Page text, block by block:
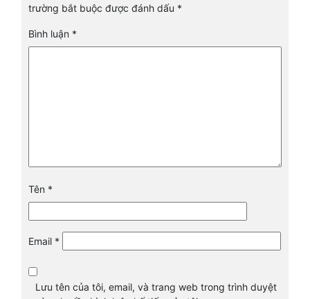
trường bắt buộc được đánh dấu *
Bình luận *
Tên *
Email *
Lưu tên của tôi, email, và trang web trong trình duyệt